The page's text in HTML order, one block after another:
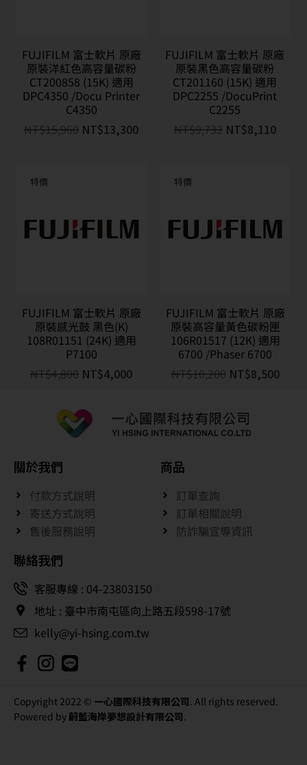
FUJIFILM 富士軟片 原廠
原裝洋紅色高容量碳粉
CT200858 (15K) 適用
DPC4350 /Docu Printer
C4350
NT$15,960 NT$13,300
FUJIFILM 富士軟片 原廠
原裝黑色高容量碳粉
CT201160 (15K) 適用
DPC2255 /DocuPrint
C2255
NT$9,732 NT$8,110
特價
FUJIFILM 富士軟片 原廠
原裝感光鼓 黑色(K)
108R01151 (24K) 適用
P7100
NT$4,800 NT$4,000
特價
FUJIFILM 富士軟片 原廠
原裝高容量黃色碳粉匣
106R01517 (12K) 適用
6700 /Phaser 6700
NT$10,200 NT$8,500
關於我們
付款方式說明
寄送方式說明
售後服務說明
商品
訂單查詢
訂單相關說明
防詐騙宣導資訊
聯絡我們
客服專線 : 04-23803150
地址 : 臺中市南屯區向上路五段598-17號
kelly@yi-hsing.com.tw
Copyright 2022 © 一心國際科技有限公司. All rights reserved.
Powered by 蔚藍海岸夢想設計有限公司.